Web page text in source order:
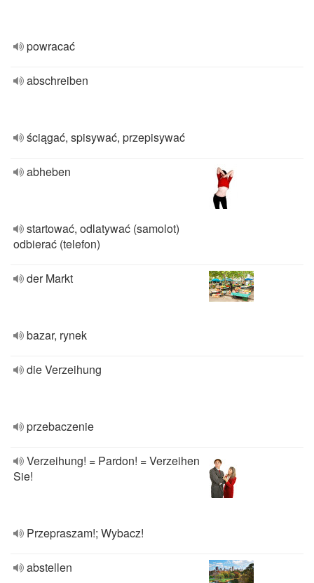
powracać
abschreiben
ściągać, spisywać, przepisywać
abheben
startować, odlatywać (samolot)
odbierać (telefon)
der Markt
bazar, rynek
die Verzeihung
przebaczenie
Verzeihung! = Pardon! = Verzeihen
Sie!
Przepraszam!; Wybacz!
abstellen